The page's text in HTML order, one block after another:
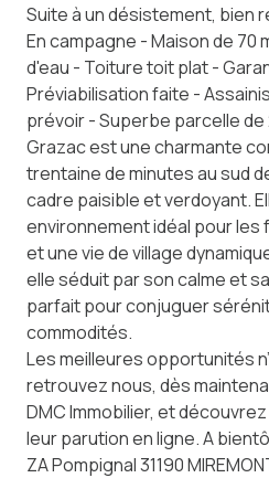
Suite à un désistement, bien
En campagne - Maison de 70
d'eau - Toiture toit plat -
Préviabilisation faite -
prévoir - Superbe parcelle de
Grazac est une charmante
trentaine de minutes au sud
cadre paisible et verdoyant.
environnement idéal pour les
et une vie de village
elle séduit par son calme et
parfait pour conjuguer
commodités.
Les meilleures opportunités
retrouvez nous, dès
DMC Immobilier, et
leur parution en ligne. A
ZA Pompignal 31190